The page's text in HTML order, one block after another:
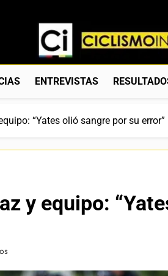
Ciclismo
Web Dedicada Al Ciclismo
ENTREVISTAS
“Yates olió sangre por su error”
y equipo: